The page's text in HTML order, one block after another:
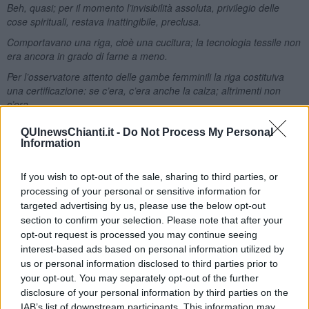
QUInewsChianti.it - Do Not Process My Personal
Information
If you wish to opt-out of the sale, sharing to third parties, or
processing of your personal or sensitive information for
targeted advertising by us, please use the below opt-out
section to confirm your selection. Please note that after your
opt-out request is processed you may continue seeing
interest-based ads based on personal information utilized by
us or personal information disclosed to third parties prior to
your opt-out. You may separately opt-out of the further
disclosure of your personal information by third parties on the
Beh, quasi; per il momento l’invisibilità assoluta, privilegio delle
cose spirituali, restava inattingibile, preclusa.
Comportavano una riga, cioè una cucitura; la tecnologia tessile non
era ancora in grado di farne a meno.
Per l’osservatore attento delle gambe femminili la riga costituiva
una certificazione: se c’era, c’era anche la calza; altrimenti non
c’era.
Vero, in linea di principio, ma, sopraggiunta la guerra, procurarsi
quel simbolo di raffinatezza diventò difficoltoso e ci furono donne
E di un altro oggetto, ora quasi del tutto scomparso, il Salvadanaio,
ecco cosa scrive:
Mio nonno mi aveva regalato un salvadanaio di terracotta a forma
di orcio e prima di andare a letto lo scuotevo avvicinandolo
all’orecchio. Panciuto come un piccolo Buddha, mi rassicurava con
la sua petulanza. Cominciò così una relazione destinata a
esercitare sulla mia vita e i miei alterni umori un’influenza non
trascurabile: quella col denaro.